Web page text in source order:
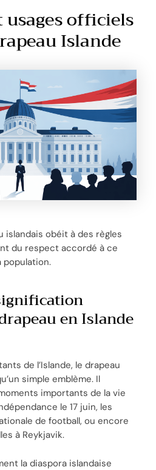
usages officiels
Islande
islandais obéit à des règles
du respect accordé à ce
population.
en Islande
de l’Islande, le drapeau
simple emblème. Il
importants de la vie
le 17 juin, les
de football, ou encore
à Reykjavik.
la diaspora islandaise